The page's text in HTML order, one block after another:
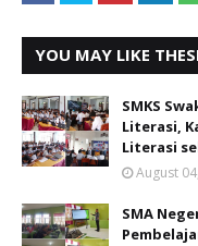
YOU MAY LIKE
SMKS
Literasi,
Literasi
August
SMA